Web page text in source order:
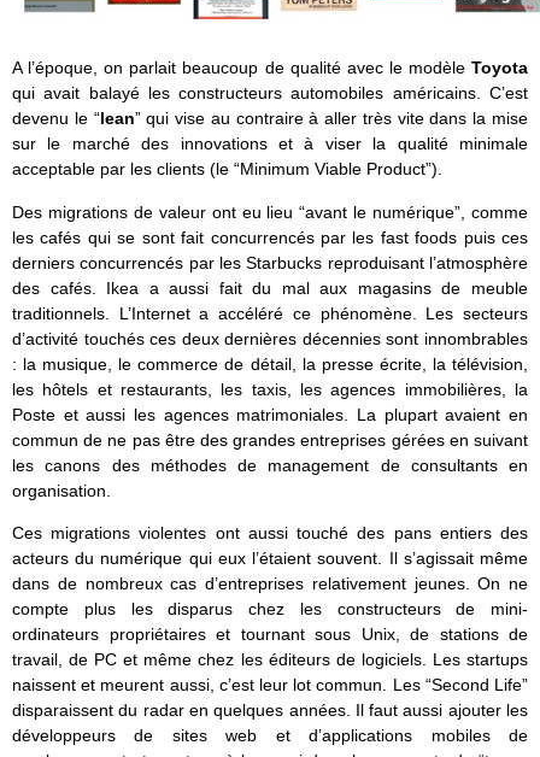
A l’époque, on parlait beaucoup de qualité avec le modèle Toyota
qui avait balayé les constructeurs automobiles américains. C’est
devenu le “lean” qui vise au contraire à aller très vite dans la mise
sur le marché des innovations et à viser la qualité minimale
acceptable par les clients (le “Minimum Viable Product”).
Des migrations de valeur ont eu lieu “avant le numérique”, comme
les cafés qui se sont fait concurrencés par les fast foods puis ces
derniers concurrencés par les Starbucks reproduisant l’atmosphère
des cafés. Ikea a aussi fait du mal aux magasins de meuble
traditionnels. L’Internet a accéléré ce phénomène. Les secteurs
d’activité touchés ces deux dernières décennies sont innombrables
: la musique, le commerce de détail, la presse écrite, la télévision,
les hôtels et restaurants, les taxis, les agences immobilières, la
Poste et aussi les agences matrimoniales. La plupart avaient en
commun de ne pas être des grandes entreprises gérées en suivant
les canons des méthodes de management de consultants en
organisation.
Ces migrations violentes ont aussi touché des pans entiers des
acteurs du numérique qui eux l’étaient souvent. Il s’agissait même
dans de nombreux cas d’entreprises relativement jeunes. On ne
compte plus les disparus chez les constructeurs de mini-
ordinateurs propriétaires et tournant sous Unix, de stations de
travail, de PC et même chez les éditeurs de logiciels. Les startups
naissent et meurent aussi, c’est leur lot commun. Les “Second Life”
disparaissent du radar en quelques années. Il faut aussi ajouter les
développeurs de sites web et d’applications mobiles de